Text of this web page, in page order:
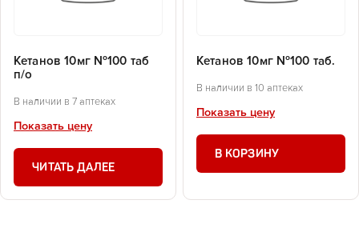
Кетанов 10мг №100 таб
п/о
В наличии в 7 аптеках
Показать цену
ЧИТАТЬ ДАЛЕЕ
Кетанов 10мг №100 таб.
В наличии в 10 аптеках
Показать цену
В КОРЗИНУ